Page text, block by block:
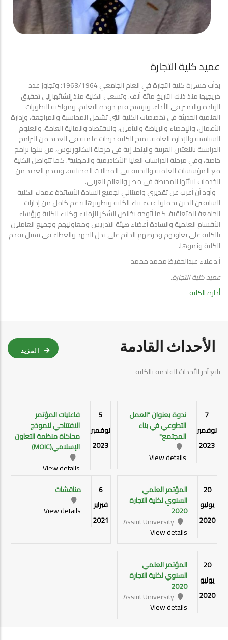
الاقسام العلمية
عميد كلية التجارة
بدأت مسيرة كلية التجارة في العام الجامعي 1963/1964؛ وتجاوز عدد
خريجيها منذ ذلك التاريخ مائة ألف. ‏وتسعى الكلية منذ إنشائها إلى تحقيق
الريادة والتميز في الأداء، وترسيخ قيم جودة التعليم، ومواكبة التطورات
‏العلمية الحديثة في تخصصات الكلية التي تشمل المحاسبة والمراجعة، وإدارة
الأعمال، والإحصاء والرياضة ‏والتأمين، والاقتصاد والمالية العامة، والعلوم
السياسية والإدارة العامة. تمنح الكلية درجات علمية في العديد من ‏البرامج
الدراسية باللغتين العربية والإنجليزية في مرحلة البكالوريوس، من بينها برامج
خاصة، وفي مرحلة ‏الدراسات العليا "الأكاديمية والمهنية". كما تتواصل الكلية
مع المؤسسات العلمية والبحثية في المجالات المختلفة، ‏وتقدم العديد من
الخدمات لبيئتها المحيطة في مصر والعالم العربي. ‏
‏ وأود أن أعرب عن تقديري وامتناني لجميع السادة الأساتذة عمداء الكلية
السابقين الذين تحملوا عبء بناء ‏الكلية وتطويرها بدعم كامل من إدارات
الجامعة المتعاقبة، كما أتوجه بخالص الشكر للزملاء وكلاء الكلية ‏ورؤساء
الأقسام العلمية والسادة أعضاء هيئة التدريس ومعاونيهم وجميع العاملين
بالكلية علي تعاونهم وحرصهم ‏الدائم على بذل الجهد والعطاء في سبيل تقدم
الكلية ونموها.‏
أ.د.علاء عبدالحفيظ محمد محمد
عميد كلية التجارة.
أدارة الكلية
الأحداث القادمة
تابع آخر الأحداث القادمة بالكلية
المزيد
7
نوفمبر
2023
ندوة بعنوان "العمل
التطوعي في بناء
المجتمع"
View details
5
نوفمبر
2023
فاعليات المؤتمر
الافتتاحي لنموذج
محاكاة منظمة التعاون
الإسلامي(MOIC)
View details
20
يوليو
2020
المؤتمر العلمي
السنوي لكلية التجارة
2020
Assiut University
View details
6
فبراير
2021
مناقشات
View details
20
يوليو
2020
المؤتمر العلمي
السنوي لكلية التجارة
2020
Assiut University
View details